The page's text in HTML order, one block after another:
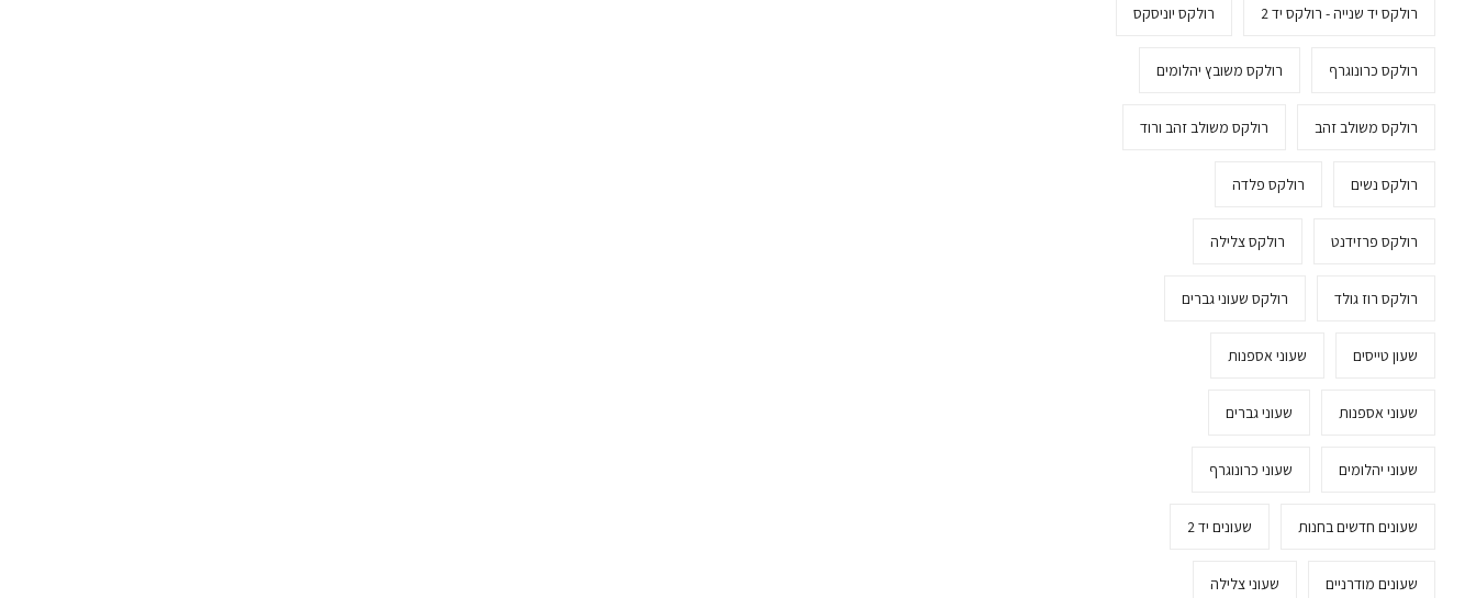
רולקס יד שנייה - רולקס יד 2 רולקס יוניסקס
רולקס כרונוגרף רולקס משובץ יהלומים
רולקס משולב זהב רולקס משולב זהב ורוד
רולקס נשים רולקס פלדה
רולקס פרזידנט רולקס צלילה
רולקס רוז גולד רולקס שעוני גברים
שעון טייסים שעוני אספנות
שעוני אספנות שעוני גברים
שעוני יהלומים שעוני כרונוגרף
שעונים חדשים בחנות שעונים יד 2
שעונים מודרניים שעוני צלילה